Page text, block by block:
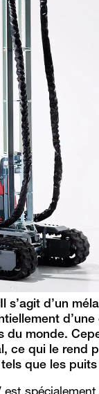
s’agit d’un
du monde.
ce qui le rend
que les